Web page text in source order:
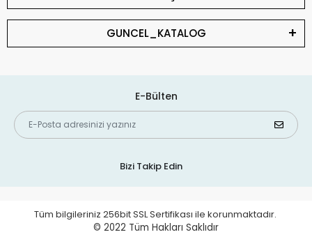
GUNCEL_KATALOG
E-Bülten
Bizi Takip Edin
Tüm bilgileriniz 256bit SSL Sertifikası ile korunmaktadır.
© 2022 Tüm Hakları Saklıdır